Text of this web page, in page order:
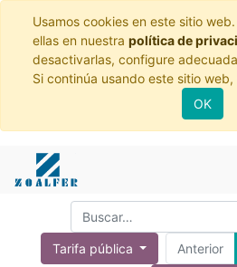
Usamos cookies en este sitio
ellas en nuestra política de
desactivarlas, configure
Si continúa usando este sitio
OK
Tarifa pública Anterior